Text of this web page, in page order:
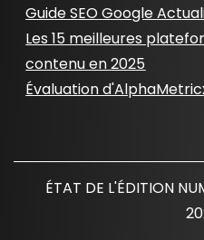
Guide SEO Google
Les 15 meilleures
contenu en 2025
Évaluation
ÉTAT DE L'ÉDITION